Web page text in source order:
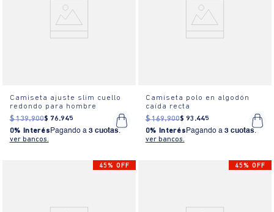
Camiseta ajuste slim cuello
redondo para hombre
$ 139.900$ 76.945
0% Interés Pagando a 3 cuotas.
ver bancos.
Camiseta polo en algodón
caída recta
$ 169.900$ 93 .445
0% Interés Pagando a 3 cuotas.
ver bancos.
45% OFF 45% OFF